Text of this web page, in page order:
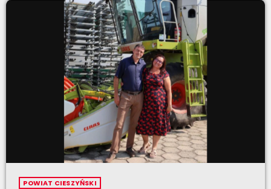
POWIAT CIESZYŃSKI